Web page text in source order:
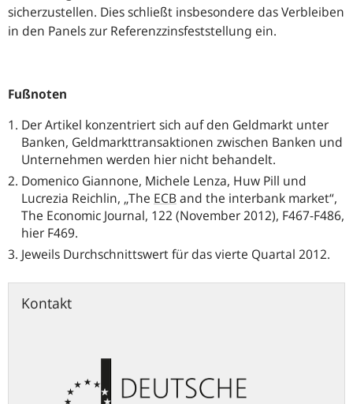
sicherzustellen. Dies schließt insbesondere das Verbleiben
in den Panels zur Referenzzinsfeststellung ein.
Fußnoten
Der Artikel konzentriert sich auf den Geldmarkt unter
Banken, Geldmarkttransaktionen zwischen Banken und
Unternehmen werden hier nicht behandelt.
Domenico Giannone, Michele Lenza, Huw Pill und
Lucrezia Reichlin, „The ECBand the interbank market“,
The Economic Journal, 122 (November 2012), F467-F486,
hier F469.
Jeweils Durchschnittswert für das vierte Quartal 2012.
Kontakt